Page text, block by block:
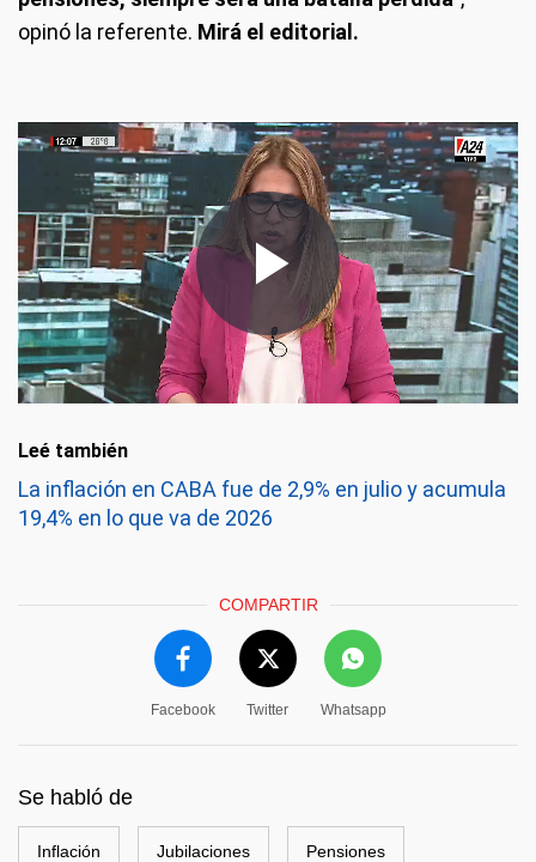
opinó la referente. Mirá el editorial.
Leé también
La inflación en CABA fue de 2,9% en julio y acumula
19,4% en lo que va de 2026
COMPARTIR
Facebook Twitter Whatsapp
Se habló de
Inflación Jubilaciones Pensiones